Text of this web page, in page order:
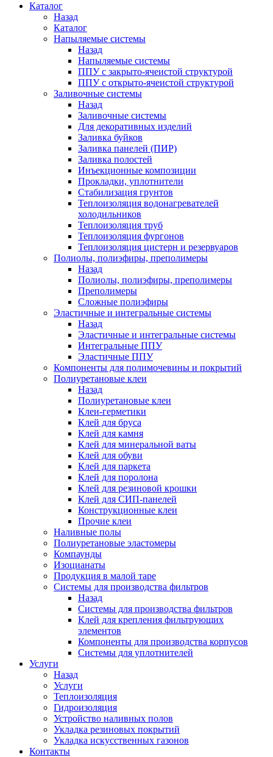
Каталог
Назад
Каталог
Напыляемые системы
Назад
Напыляемые системы
ППУ с закрыто-ячеистой структурой
ППУ с открыто-ячеистой структурой
Заливочные системы
Назад
Заливочные системы
Для декоративных изделий
Заливка буйков
Заливка панелей (ПИР)
Заливка полостей
Инъекционные композиции
Прокладки, уплотнители
Стабилизация грунтов
Теплоизоляция водонагревателей
холодильников
Теплоизоляция труб
Теплоизоляция фургонов
Теплоизоляция цистерн и резервуаров
Полиолы, полиэфиры, преполимеры
Назад
Полиолы, полиэфиры, преполимеры
Преполимеры
Сложные полиэфиры
Эластичные и интегральные системы
Назад
Эластичные и интегральные системы
Интегральные ППУ
Эластичные ППУ
Компоненты для полимочевины и покрытий
Полиуретановые клеи
Назад
Полиуретановые клеи
Клеи-герметики
Клей для бруса
Клей для камня
Клей для минеральной ваты
Клей для обуви
Клей для паркета
Клей для поролона
Клей для резиновой крошки
Клей для СИП-панелей
Конструкционные клеи
Прочие клеи
Наливные полы
Полиуретановые эластомеры
Компаунды
Изоцианаты
Продукция в малой таре
Системы для производства фильтров
Назад
Системы для производства фильтров
Клей для крепления фильтрующих
элементов
Компоненты для производства корпусов
Системы для уплотнителей
Услуги
Назад
Услуги
Теплоизоляция
Гидроизоляция
Устройство наливных полов
Укладка резиновых покрытий
Укладка искусственных газонов
Контакты